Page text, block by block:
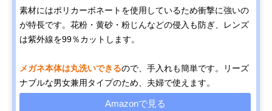
素材にはポリカーボネートを使用しているため衝撃に強いの
が特長です。花粉・黄砂・粉じんなどの侵入も防ぎ、レンズ
は紫外線を99％カットします。
メガネ本体は丸洗いできるので、手入れも簡単です。リーズ
ナブルな男女兼用タイプのため、夫婦で使えます。
Amazonで見る